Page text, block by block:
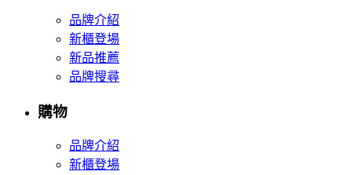
品牌介紹
新櫃登場
新品推薦
品牌搜尋
購物
品牌介紹
新櫃登場